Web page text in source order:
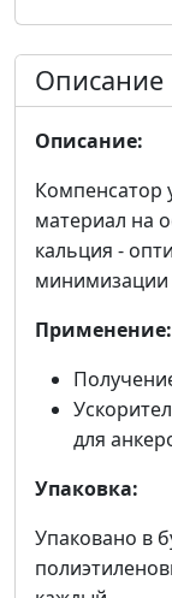
Описание
Описание:
Компенсатор
материал на
кальция -
Применение:
для
Упаковка:
Упаковано в